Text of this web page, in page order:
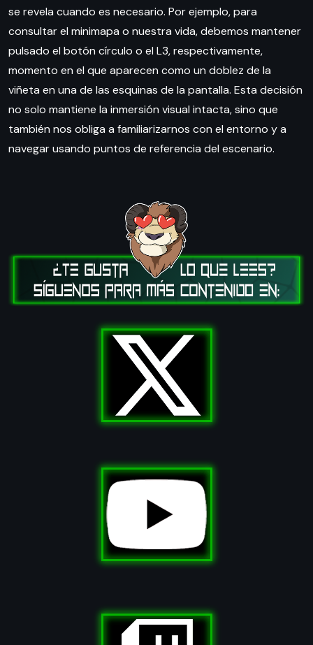
se revela cuando es necesario. Por ejemplo, para
consultar el minimapa o nuestra vida, debemos mantener
pulsado el botón círculo o el L3, respectivamente,
momento en el que aparecen como un doblez de la
viñeta en una de las esquinas de la pantalla. Esta decisión
no solo mantiene la inmersión visual intacta, sino que
también nos obliga a familiarizarnos con el entorno y a
navegar usando puntos de referencia del escenario.